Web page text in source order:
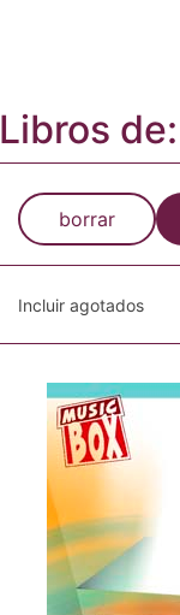
Libros
borrar
Incluir agotados